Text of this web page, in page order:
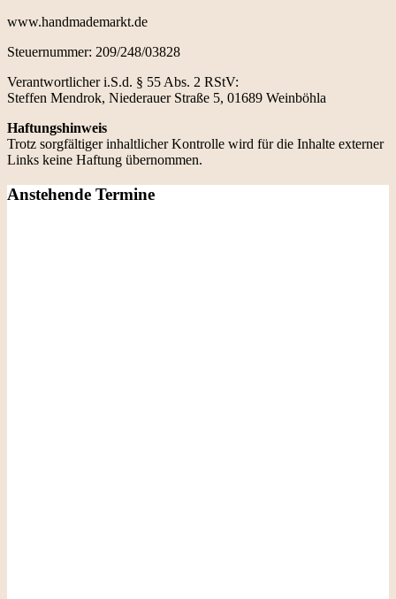
www.handmademarkt.de
Steuernummer: 209/248/03828
Verantwortlicher i.S.d. § 55 Abs. 2 RStV:
Steffen Mendrok, Niederauer Straße 5, 01689 Weinböhla
Haftungshinweis
Trotz sorgfältiger inhaltlicher Kontrolle wird für die Inhalte externer
Links keine Haftung übernommen.
Anstehende Termine